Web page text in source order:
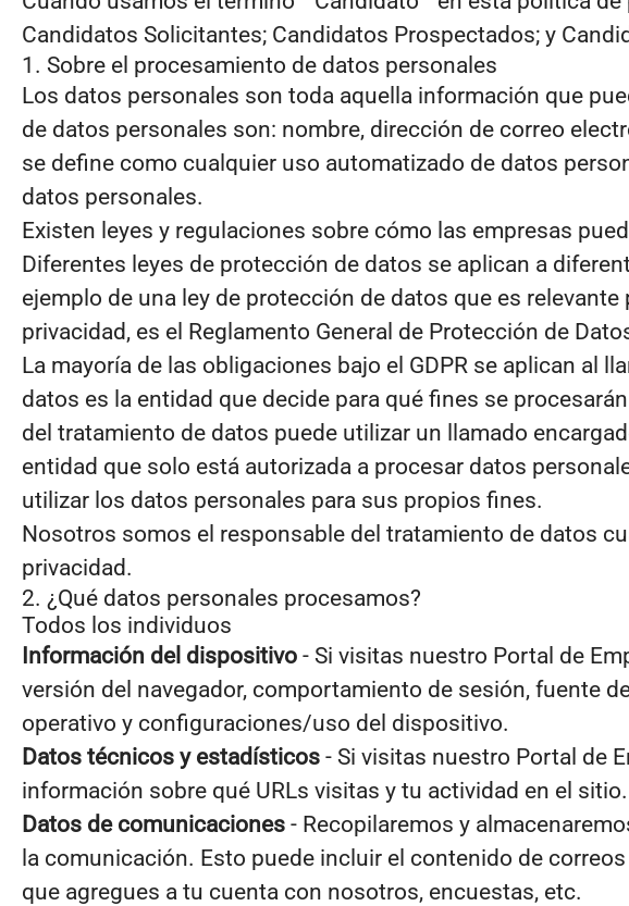
Candidatos Solicitantes; Candidatos Prospectados; y
1. Sobre el procesamiento de datos personales
Los datos personales son toda aquella información que
de datos personales son: nombre, dirección de correo
se define como cualquier uso automatizado de datos
datos personales.
Existen leyes y regulaciones sobre cómo las empresas
Diferentes leyes de protección de datos se aplican a
ejemplo de una ley de protección de datos que es
privacidad, es el Reglamento General de Protección de
La mayoría de las obligaciones bajo el GDPR se aplican al
datos es la entidad que decide para qué fines se
del tratamiento de datos puede utilizar un llamado
entidad que solo está autorizada a procesar datos
utilizar los datos personales para sus propios fines.
Nosotros somos el responsable del tratamiento de datos
privacidad.
2. ¿Qué datos personales procesamos?
Todos los individuos
Información del dispositivo - Si visitas nuestro Portal de
versión del navegador, comportamiento de sesión, fuente
operativo y configuraciones/uso del dispositivo.
Datos técnicos y estadísticos - Si visitas nuestro Portal de
información sobre qué URLs visitas y tu actividad en el sitio.
Datos de comunicaciones - Recopilaremos y
la comunicación. Esto puede incluir el contenido de
que agregues a tu cuenta con nosotros, encuestas, etc.